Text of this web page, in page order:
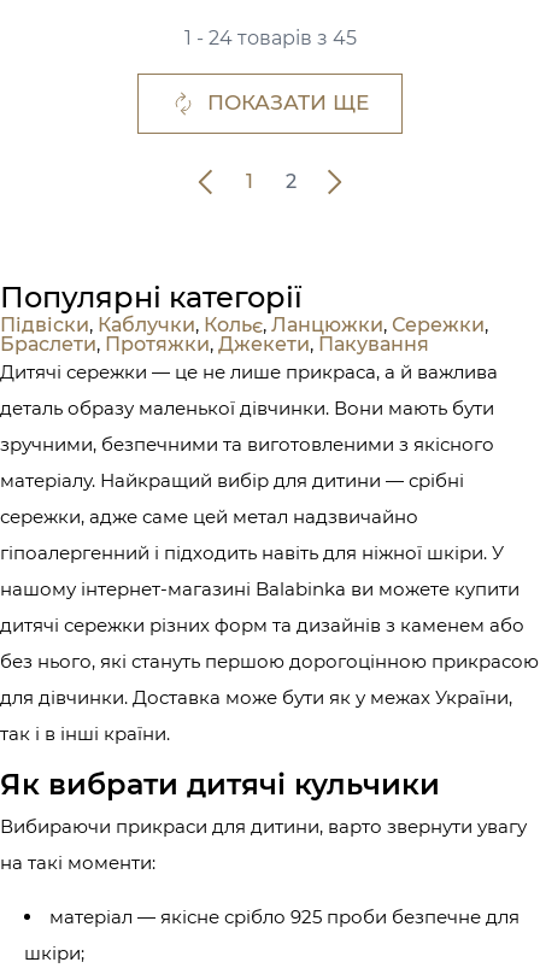
1 - 24 товарів з 45
ПОКАЗАТИ ЩЕ
1 2
Популярні категорії
Підвіски, Каблучки, Кольє, Ланцюжки, Сережки,
Браслети, Протяжки, Джекети, Пакування
Дитячі сережки — це не лише прикраса, а й важлива
деталь образу маленької дівчинки. Вони мають бути
зручними, безпечними та виготовленими з якісного
матеріалу. Найкращий вибір для дитини — срібні
сережки, адже саме цей метал надзвичайно
гіпоалергенний і підходить навіть для ніжної шкіри. У
нашому інтернет-магазині Balabinka ви можете купити
дитячі сережки різних форм та дизайнів з каменем або
без нього, які стануть першою дорогоцінною прикрасою
для дівчинки. Доставка може бути як у межах України,
так і в інші країни.
Як вибрати дитячі кульчики
Вибираючи прикраси для дитини, варто звернути увагу
на такі моменти:
матеріал — якісне срібло 925 проби безпечне для
шкіри;